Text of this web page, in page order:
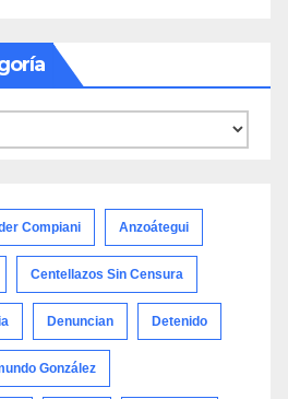
Compiani Anzoátegui
Centellazos Sin Censura
Denuncian Detenido
González